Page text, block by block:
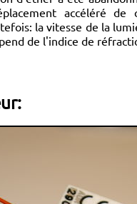
accéléré
la vitesse de la
de l'indice de